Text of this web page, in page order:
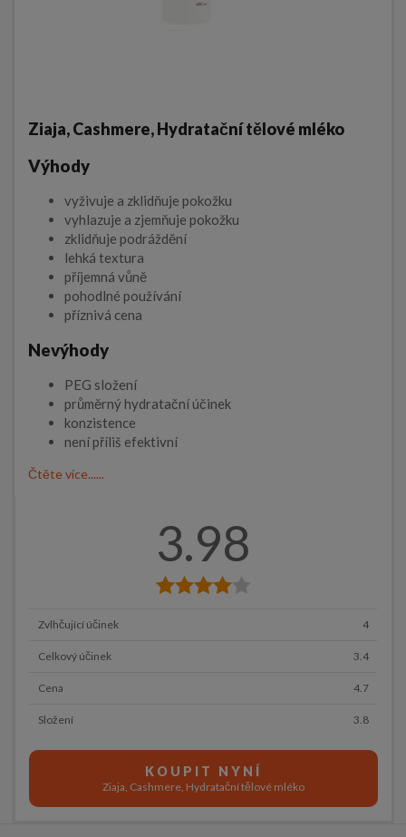
Ziaja, Cashmere, Hydratační tělové mléko
Výhody
vyživuje a zklidňuje pokožku
vyhlazuje a zjemňuje pokožku
zklidňuje podráždění
lehká textura
příjemná vůně
pohodlné používání
příznivá cena
Nevýhody
PEG složení
průměrný hydratační účinek
konzistence
není příliš efektivní
Čtěte více......
3.98
Zvlhčující účinek 4
Celkový účinek 3.4
Cena 4.7
Složení 3.8
KOUPIT NYNÍ
Ziaja, Cashmere, Hydratační tělové mléko